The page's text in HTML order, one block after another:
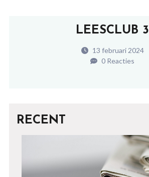
LEESCLUB 3
13 februari 2024
0 Reacties
RECENT